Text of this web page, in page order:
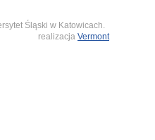
Śląski w Katowicach.
realizacja Vermont